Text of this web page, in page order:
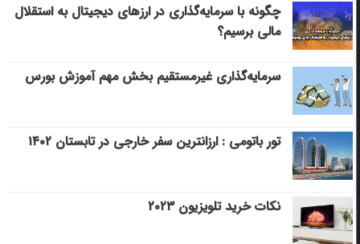
چگونه با سرمایه‌گذاری در ارزهای دیجیتال به استقلال
مالی برسیم؟
سرمایه‌گذاری غیرمستقیم بخش مهم آموزش بورس
تور باتومی : ارزانترین سفر خارجی در تابستان ۱۴۰۲
نکات خرید تلویزیون ۲۰۲۳